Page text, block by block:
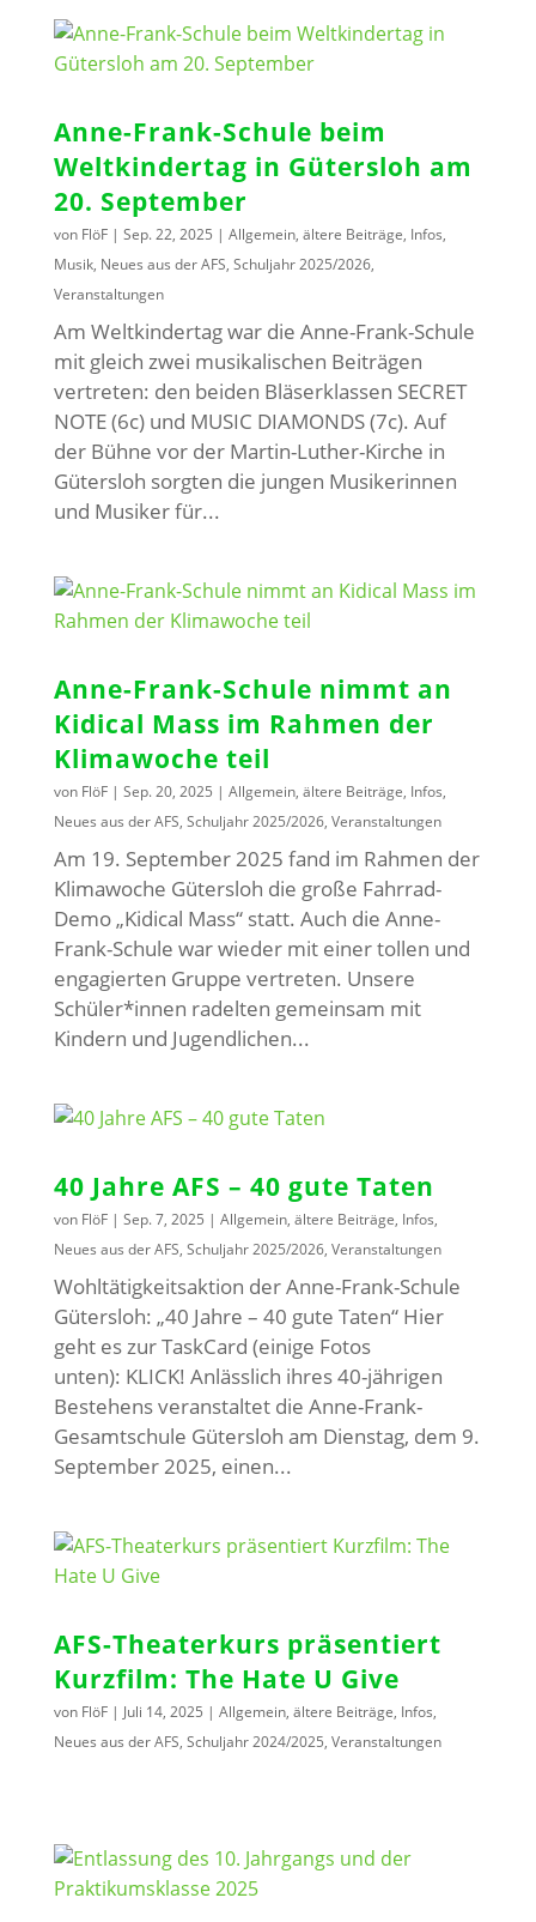
Anne-Frank-Schule beim
Weltkindertag in Gütersloh am
20. September
von FlöF| Sep. 22, 2025 | Allgemein, ältere Beiträge, Infos,
Musik, Neues aus der AFS, Schuljahr 2025/2026,
Veranstaltungen
Am Weltkindertag war die Anne-Frank-Schule
mit gleich zwei musikalischen Beiträgen
vertreten: den beiden Bläserklassen SECRET
NOTE (6c) und MUSIC DIAMONDS (7c). Auf
der Bühne vor der Martin-Luther-Kirche in
Gütersloh sorgten die jungen Musikerinnen
und Musiker für...
Anne-Frank-Schule nimmt an
Kidical Mass im Rahmen der
Klimawoche teil
von FlöF| Sep. 20, 2025 | Allgemein, ältere Beiträge, Infos,
Neues aus der AFS, Schuljahr 2025/2026, Veranstaltungen
Am 19. September 2025 fand im Rahmen der
Klimawoche Gütersloh die große Fahrrad-
Demo „Kidical Mass“ statt. Auch die Anne-
Frank-Schule war wieder mit einer tollen und
engagierten Gruppe vertreten. Unsere
Schüler*innen radelten gemeinsam mit
Kindern und Jugendlichen...
40 Jahre AFS – 40 gute Taten
von FlöF| Sep. 7, 2025 | Allgemein, ältere Beiträge, Infos,
Neues aus der AFS, Schuljahr 2025/2026, Veranstaltungen
Wohltätigkeitsaktion der Anne-Frank-Schule
Gütersloh: „40 Jahre – 40 gute Taten“ Hier
geht es zur TaskCard (einige Fotos
unten): KLICK! Anlässlich ihres 40-jährigen
Bestehens veranstaltet die Anne-Frank-
Gesamtschule Gütersloh am Dienstag, dem 9.
September 2025, einen...
AFS-Theaterkurs präsentiert
Kurzfilm: The Hate U Give
von FlöF| Juli 14, 2025 | Allgemein, ältere Beiträge, Infos,
Neues aus der AFS, Schuljahr 2024/2025, Veranstaltungen